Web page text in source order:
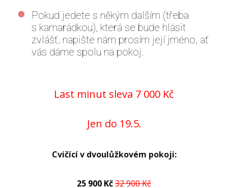
Pokud jedete s někým dalším (třeba
s kamarádkou), která se bude hlásit
zvlášť, napište nám prosím její jméno, ať
vás dáme spolu na pokoj.
Last minut sleva 7 000 Kč
Jen do 19.5.
Cvičící v dvoulůžkovém pokoji:
25 900 Kč32 900 Kč